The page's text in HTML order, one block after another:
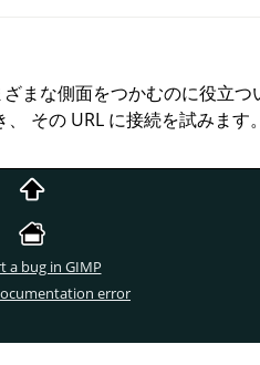
まな側面をつかむのに役立
、 その URL に接続を試みます。
a bug in GIMP
error